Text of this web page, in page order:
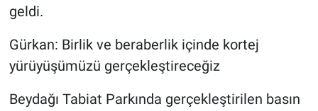
geldi.
Gürkan: Birlik ve beraberlik içinde kortej
yürüyüşümüzü gerçekleştireceğiz
Beydağı Tabiat Parkında gerçekleştirilen basın